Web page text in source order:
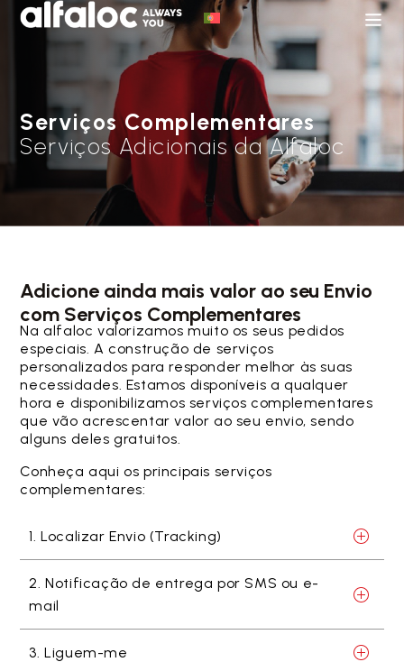
Serviços Complementares
Serviços Adicionais da Alfaloc
Adicione ainda mais valor ao seu Envio
com Serviços Complementares
Na alfaloc valorizamos muito os seus pedidos
especiais. A construção de serviços
personalizados para responder melhor às suas
necessidades. Estamos disponíveis a qualquer
hora e disponibilizamos serviços complementares
que vão acrescentar valor ao seu envio, sendo
alguns deles gratuitos.
Conheça aqui os principais serviços
complementares:
1. Localizar Envio (Tracking)
2. Notificação de entrega por SMS ou e-
mail
3. Liguem-me